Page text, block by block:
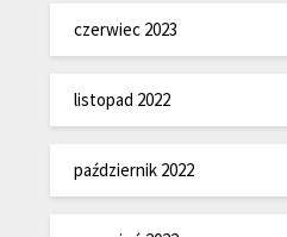
czerwiec 2023
listopad 2022
październik 2022